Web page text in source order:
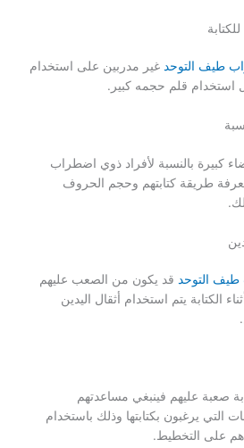
طيف التوحد غير مدربين على استخدام
قلم حجمه كبير.
كبيرة بالنسبة لأفراد ذوي اضطراب
طريقة كتابتهم وحجم الحروف
التوحد قد يكون من الصعب عليهم
الكتابة يتم استخدام أثقال اليدين
صعبة عليهم فينبغي مساعدتهم
التي يرغبون بكتابتها وذلك باستخدام
على التخطيط.